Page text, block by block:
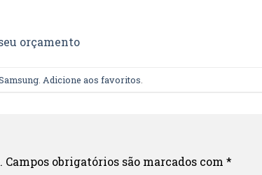
orçamento
. Adicione aos favoritos
Campos obrigatórios são marcados com *